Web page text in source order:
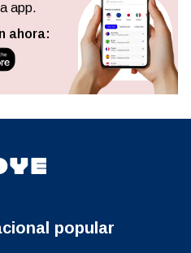
app.
ahora:
popular